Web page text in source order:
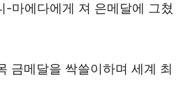
-마에다에게 져 은메달에 그쳤
금메달을 싹쓸이하며 세계 최